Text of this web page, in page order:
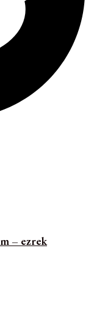
– ezrek